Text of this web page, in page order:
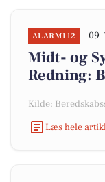
ALARM112 09-
Midt- og
Redning:
Kilde:
Læs hele